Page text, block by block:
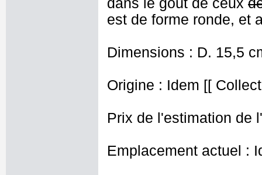
dans le goût de ceux
est de forme ronde, et
Dimensions : D. 15,5
Origine : Idem [[
Prix de l'estimation de
Emplacement actuel :